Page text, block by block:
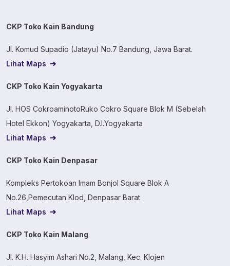
CKP Toko Kain Bandung
Jl. Komud Supadio (Jatayu) No.7 Bandung, Jawa Barat.
Lihat Maps
CKP Toko Kain Yogyakarta
Jl. HOS CokroaminotoRuko Cokro Square Blok M (Sebelah
Hotel Ekkon) Yogyakarta, D.I.Yogyakarta
Lihat Maps
CKP Toko Kain Denpasar
Kompleks Pertokoan Imam Bonjol Square Blok A
No.26,Pemecutan Klod, Denpasar Barat
Lihat Maps
CKP Toko Kain Malang
Jl. K.H. Hasyim Ashari No.2, Malang, Kec. Klojen